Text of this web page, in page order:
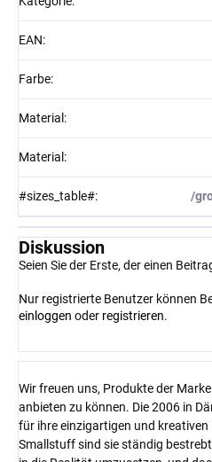
EAN:
Farbe:
Material :
Material :
#sizes_table#: /
Diskussion
Seien Sie der Erste, der einen
Nur registrierte Benutzer können
einloggen oder registrieren.
Wir freuen uns, Produkte der
anbieten zu können. Die 2006 in
für ihre einzigartigen und kreativen
Smallstuff sind sie ständig